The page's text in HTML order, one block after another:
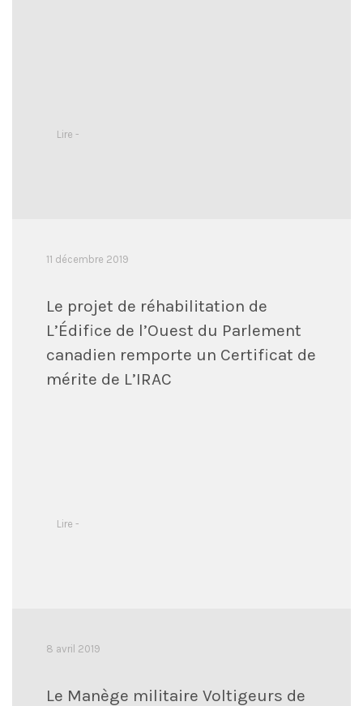
Lire -
11 décembre 2019
Le projet de réhabilitation de
L’Édifice de l’Ouest du Parlement
canadien remporte un Certificat de
mérite de L’IRAC
Lire -
8 avril 2019
Le Manège militaire Voltigeurs de